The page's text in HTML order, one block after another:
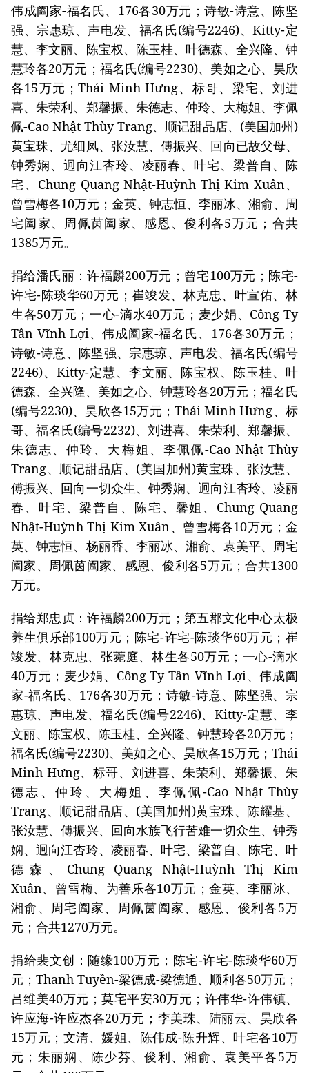
伟成阖家-福名氏、176各30万元；诗敏-诗意、陈坚
强、宗惠琼、声电发、福名氏(编号2246)、Kitty-定
慧、李文丽、陈宝权、陈玉桂、叶德森、全兴隆、钟
慧玲各20万元；福名氏(编号2230)、美如之心、昊欣
各15万元；Thái Minh Hưng、标哥、梁宅、刘进
喜、朱荣利、郑馨振、朱德志、仲玲、大梅姐、李佩
佩-Cao Nhật Thùy Trang、顺记甜品店、(美国加州)
黄宝珠、尤细凤、张汝慧、傅振兴、回向已故父母、
钟秀娴、迥向江杏玲、凌丽春、叶宅、梁普自、陈
宅、Chung Quang Nhật-Huỳnh Thị Kim Xuân、
曾雪梅各10万元；金英、钟志恒、李丽冰、湘俞、周
宅阖家、周佩茵阖家、感恩、俊利各5万元；合共
1385万元。
捐给潘氏丽：许福麟200万元；曾宅100万元；陈宅-
许宅-陈琰华60万元；崔竣发、林克忠、叶宣佑、林
生各50万元；一心-滴水40万元；麦少娟、Công Ty
Tân Vĩnh Lợi、伟成阖家-福名氏、176各30万元；
诗敏-诗意、陈坚强、宗惠琼、声电发、福名氏(编号
2246)、Kitty-定慧、李文丽、陈宝权、陈玉桂、叶
德森、全兴隆、美如之心、钟慧玲各20万元；福名氏
(编号2230)、昊欣各15万元；Thái Minh Hưng、标
哥、福名氏(编号2232)、刘进喜、朱荣利、郑馨振、
朱德志、仲玲、大梅姐、李佩佩-Cao Nhật Thùy
Trang、顺记甜品店、(美国加州)黄宝珠、张汝慧、
傅振兴、回向一切众生、钟秀娴、迥向江杏玲、凌丽
春、叶宅、梁普自、陈宅、馨姐、Chung Quang
Nhật-Huỳnh Thị Kim Xuân、曾雪梅各10万元；金
英、钟志恒、杨丽香、李丽冰、湘俞、袁美平、周宅
阖家、周佩茵阖家、感恩、俊利各5万元；合共1300
万元。
捐给郑忠贞：许福麟200万元；第五郡文化中心太极
养生俱乐部100万元；陈宅-许宅-陈琰华60万元；崔
竣发、林克忠、张菀庭、林生各50万元；一心-滴水
40万元；麦少娟、Công Ty Tân Vĩnh Lợi、伟成阖
家-福名氏、176各30万元；诗敏-诗意、陈坚强、宗
惠琼、声电发、福名氏(编号2246)、Kitty-定慧、李
文丽、陈宝权、陈玉桂、全兴隆、钟慧玲各20万元；
福名氏(编号2230)、美如之心、昊欣各15万元；Thái
Minh Hưng、标哥、刘进喜、朱荣利、郑馨振、朱
德志、仲玲、大梅姐、李佩佩-Cao Nhật Thùy
Trang、顺记甜品店、(美国加州)黄宝珠、陈耀基、
张汝慧、傅振兴、回向水族飞行苦难一切众生、钟秀
娴、迥向江杏玲、凌丽春、叶宅、梁普自、陈宅、叶
德森、Chung Quang Nhật-Huỳnh Thị Kim
Xuân、曾雪梅、为善乐各10万元；金英、李丽冰、
湘俞、周宅阖家、周佩茵阖家、感恩、俊利各5万
元；合共1270万元。
捐给裴文创：随缘100万元；陈宅-许宅-陈琰华60万
元；Thanh Tuyền-梁德成-梁德通、顺利各50万元；
吕维美40万元；莫宅平安30万元；许伟华-许伟镇、
许应海-许应杰各20万元；李美珠、陆丽云、昊欣各
15万元；文清、媛姐、陈伟成-陈升辉、叶宅各10万
元；朱丽娴、陈少芬、俊利、湘俞、袁美平各5万